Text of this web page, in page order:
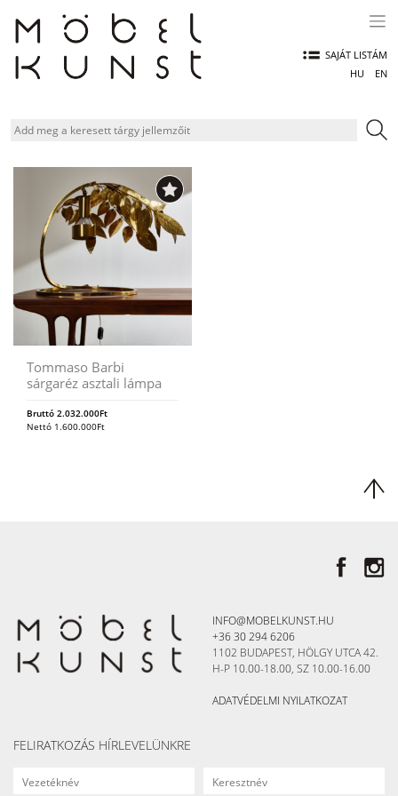
content
SAJÁT LISTÁM
HU
EN
Tommaso Barbi
sárgaréz asztali lámpa
Bruttó 2.032.000Ft
Nettó 1.600.000Ft
INFO@MOBELKUNST.HU
+36 30 294 6206
1102 BUDAPEST, HÖLGY UTCA 42.
H-P 10.00-18.00, SZ 10.00-16.00
ADATVÉDELMI NYILATKOZAT
FELIRATKOZÁS HÍRLEVELÜNKRE